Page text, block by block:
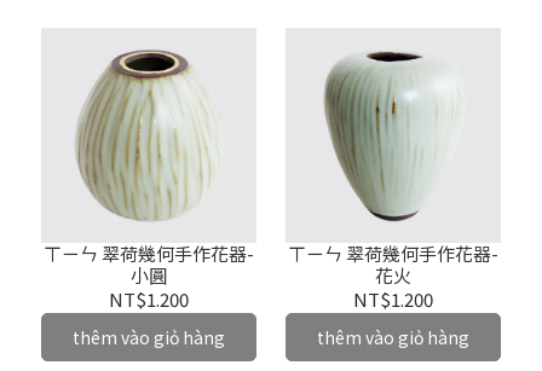
ㄒㄧㄣ 翠荷幾何手作花器-
小圓
NT$1.200
thêm vào giỏ hàng
ㄒㄧㄣ 翠荷幾何手作花器-
花火
NT$1.200
thêm vào giỏ hàng